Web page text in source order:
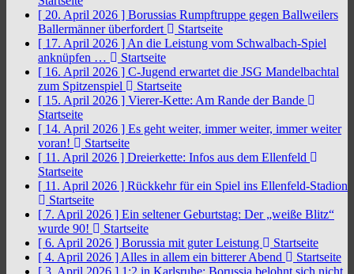
[ 20. April 2026 ] Borussias Rumpftruppe gegen Ballweilers
Ballermänner überfordert
Startseite
[ 17. April 2026 ] An die Leistung vom Schwalbach-Spiel
anknüpfen …
Startseite
[ 16. April 2026 ] C-Jugend erwartet die JSG Mandelbachtal
zum Spitzenspiel
Startseite
[ 15. April 2026 ] Vierer-Kette: Am Rande der Bande
Startseite
[ 14. April 2026 ] Es geht weiter, immer weiter, immer weiter
voran!
Startseite
[ 11. April 2026 ] Dreierkette: Infos aus dem Ellenfeld
Startseite
[ 11. April 2026 ] Rückkehr für ein Spiel ins Ellenfeld-Stadion
Startseite
[ 7. April 2026 ] Ein seltener Geburtstag: Der „weiße Blitz“
wurde 90!
Startseite
[ 6. April 2026 ] Borussia mit guter Leistung
Startseite
[ 4. April 2026 ] Alles in allem ein bitterer Abend
Startseite
[ 3. April 2026 ] 1:2 in Karlsruhe: Borussia belohnt sich nicht